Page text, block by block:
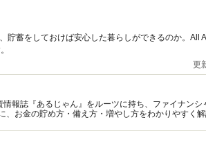
貯蓄をしておけば安心した暮らしができるのか。All
更
報誌『あるじゃん』をルーツに持ち、ファイナンシ
、お金の貯め方・備え方・増やし方をわかりやすく